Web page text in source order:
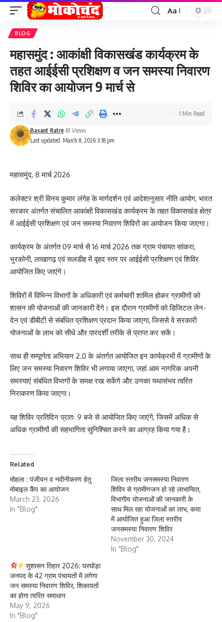
Font
Aa
BLOG
महासमुंद : आकांक्षी विकासखंड कार्यक्रम के
तहत आईईसी प्रशिक्षण व जन समस्या निवारण
शिविर का आयोजन 9 मार्च से
Last updated: March 8, 2026 3:18 pm
Basant Ratre 81 Views
1 Min Read
महासमुंद, 8 मार्च 2026
कलेक्टर श्री विनय कुमार लंगेह के मार्गदर्शन एवं आदेशानुसार नीति आयोग, भारत
सरकार अंतर्गत संचालित आकांक्षी विकासखंड कार्यक्रम के तहत विकासखंड क्षेत्र
में आईईसी प्रशिक्षण एवं जन समस्या निवारण शिविरों का आयोजन किया जाएगा।
कार्यक्रम के अंतर्गत 09 मार्च से 16 मार्च 2026 तक ग्राम पंचायत सांकरा,
भुरकोनी, लाखागढ़ एवं सलडीह में वृहद स्तर पर आईईसी प्रशिक्षण एवं शिविर
आयोजित किए जाएंगे।
शिविरों में विभिन्न विभागों के अधिकारी एवं कर्मचारी शामिल होकर ग्रामीणों को
शासन की योजनाओं की जानकारी देंगे। इस दौरान ग्रामीणों को डिजिटल लेन-
देन एवं डीबीटी से संबंधित प्रशिक्षण प्रदान किया जाएगा, जिससे वे सरकारी
योजनाओं के लाभ को सीधे और पारदर्शी तरीके से प्राप्त कर सकें।
साथ ही सम्पूर्णता अभियान 2.0 के अंतर्गत आयोजित इन कार्यक्रमों में ग्रामीणों के
लिए जन समस्या निवारण शिविर भी लगाया जाएगा, जहां आम नागरिक अपनी
समस्याएं संबंधित विभागों के समक्ष रख सकेंगे और उनका यथासंभव त्वरित
निराकरण किया जाएगा।
यह शिविर प्रतिदिन प्रातः 9 बजे से आयोजित किए जाएंगे, जिसमें अधिक से
अधिक ग्रामीणों की सहभागिता सुनिश्चित करने का आग्रह किया गया है।
Related
मोहला : पंजीयन व नवीनीकरण हेतु
मोबाइल कैंप का आयोजन
March 23, 2026
In "Blog"
जिला स्तरीय जनसमस्या निवारण
शिविर से ग्रामीणजन हो रहे लाभान्वित,
विभागीय योजनाओं की जानकारी के
साथ मिल रहा योजनाओं का लाभ, कया
में आयोजित हुआ जिला स्तरीय
जनसमस्या निवारण शिविर
November 30, 2024
In "Blog"
सुशासन तिहार 2026: घरघोड़ा
जनपद के 42 ग्राम पंचायतों में लगेगा
जन समस्या निवारण शिविर, शिकायतों
का होगा त्वरित समाधान
May 9, 2026
In "Blog"